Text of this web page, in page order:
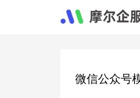
微信公众号